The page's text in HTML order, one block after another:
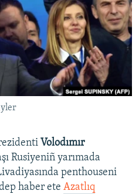
Volodımır
Rusiyeniñ yarımada
penthouseni
haber ete Azatlıq